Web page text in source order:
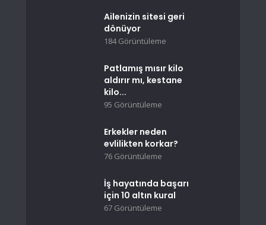
Ailenizin sitesi geri
dönüyor
184 Görüntüleme
Patlamış mısır kilo
aldırır mı, kestane
kilo...
95 Görüntüleme
Erkekler neden
evlilikten korkar?
76 Görüntüleme
İş hayatında başarı
için 10 altın kural
67 Görüntüleme